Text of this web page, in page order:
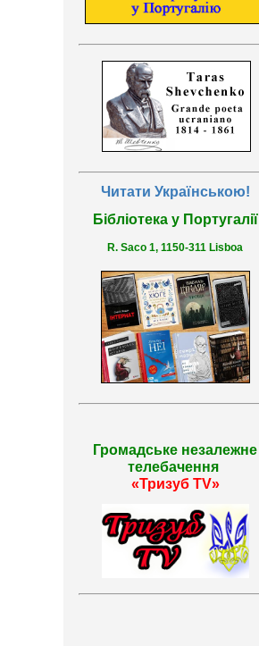
Читати Українською!
Бібліотека у Португалії
R. Saco 1, 1150-311 Lisboa
Громадське незалежне
телебачення
«Тризуб TV»